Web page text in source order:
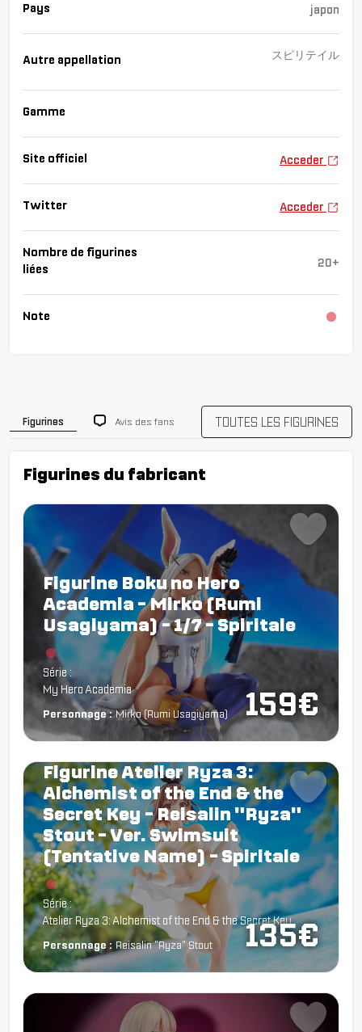
Pays japon
Autre appellation スピリテイル
Gamme
Site officiel Acceder
Twitter Acceder
Nombre de figurines
liées
20+
Note
Figurines Avis des fans TOUTES LES FIGURINES
Figurines du fabricant
159€
Figurine Boku no Hero
Academia - Mirko (Rumi
Usagiyama) - 1/7 - Spiritale
Série :
My Hero Academia
Personnage : Mirko (Rumi Usagiyama)
135€
Figurine Atelier Ryza 3:
Alchemist of the End & the
Secret Key - Reisalin "Ryza"
Stout - Ver. Swimsuit
(Tentative Name) - Spiritale
Série :
Atelier Ryza 3: Alchemist of the End & the Secret Key
Personnage : Reisalin "Ryza" Stout